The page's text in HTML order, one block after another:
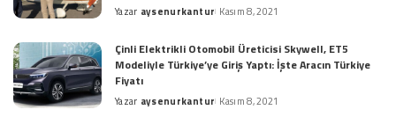
Posted
Yazar aysenurkantur Kasım 8, 2021
Çinli Elektrikli Otomobil Üreticisi Skywell, ET5
Modeliyle Türkiye’ye Giriş Yaptı: İşte Aracın Türkiye
Fiyatı
Posted
Yazar aysenurkantur Kasım 8, 2021